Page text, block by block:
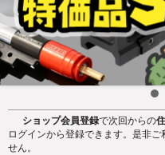
ショップ会員登録で次回からの
ログインから登録できます。是非
せん。